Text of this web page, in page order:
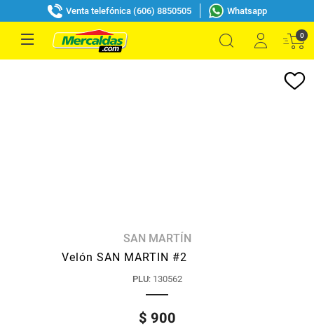
Venta telefónica (606) 8850505 Whatsapp
0
SAN MARTÍN
Velón SAN MARTIN #2
PLU: 130562
$ 900